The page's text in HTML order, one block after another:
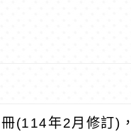
(114年2月修訂)